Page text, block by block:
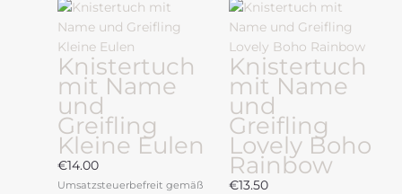
Knistertuch
mit Name
und
Greifling
Kleine Eulen
€14.00
Umsatzsteuerbefreit gemäß
Dieses
Produkt
weist
mehrere
Varianten
Die
Optionen
auf
Knistertuch
mit Name
und
Greifling
Lovely Boho
Rainbow
€13.50